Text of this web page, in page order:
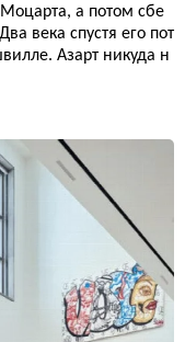
а потом сбе
века спустя его пот
Азарт никуда н